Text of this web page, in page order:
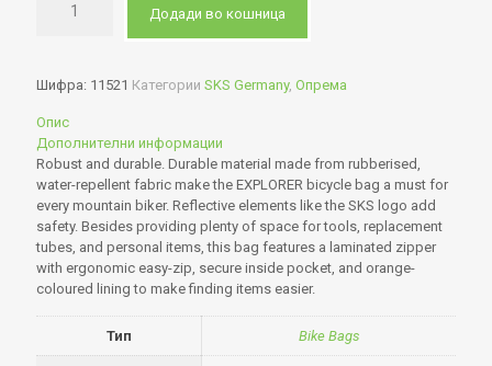
Додади во кошница
Шифра: 11521 Категории SKS Germany, Опрема
Опис
Дополнителни информации
Robust and durable. Durable material made from rubberised,
water-repellent fabric make the EXPLORER bicycle bag a must for
every mountain biker. Reflective elements like the SKS logo add
safety. Besides providing plenty of space for tools, replacement
tubes, and personal items, this bag features a laminated zipper
with ergonomic easy-zip, secure inside pocket, and orange-
coloured lining to make finding items easier.
Тип Bike Bags